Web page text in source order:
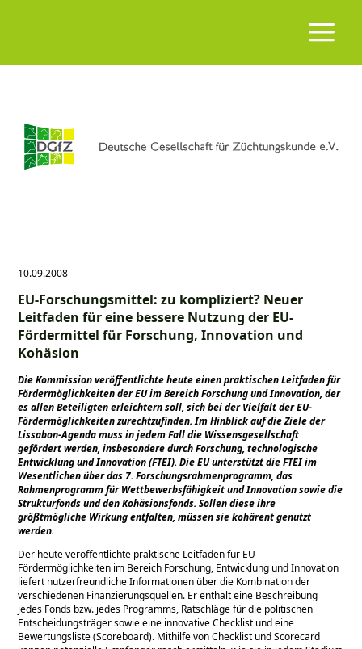
10.09.2008
EU-Forschungsmittel: zu kompliziert? Neuer
Leitfaden für eine bessere Nutzung der EU-
Fördermittel für Forschung, Innovation und
Kohäsion
Die Kommission veröffentlichte heute einen praktischen Leitfaden für
Fördermöglichkeiten der EU im Bereich Forschung und Innovation, der
es allen Beteiligten erleichtern soll, sich bei der Vielfalt der EU-
Fördermöglichkeiten zurechtzufinden. Im Hinblick auf die Ziele der
Lissabon-Agenda muss in jedem Fall die Wissensgesellschaft
gefördert werden, insbesondere durch Forschung, technologische
Entwicklung und Innovation (FTEI). Die EU unterstützt die FTEI im
Wesentlichen über das 7. Forschungsrahmenprogramm, das
Rahmenprogramm für Wettbewerbsfähigkeit und Innovation sowie die
Strukturfonds und den Kohäsionsfonds. Sollen diese ihre
größtmögliche Wirkung entfalten, müssen sie kohärent genutzt
werden.
Der heute veröffentlichte praktische Leitfaden für EU-
Fördermöglichkeiten im Bereich Forschung, Entwicklung und Innovation
liefert nutzerfreundliche Informationen über die Kombination der
verschiedenen Finanzierungsquellen. Er enthält eine Beschreibung
jedes Fonds bzw. jedes Programms, Ratschläge für die politischen
Entscheidungsträger sowie eine innovative Checklist und eine
Bewertungsliste (Scoreboard). Mithilfe von Checklist und Scorecard